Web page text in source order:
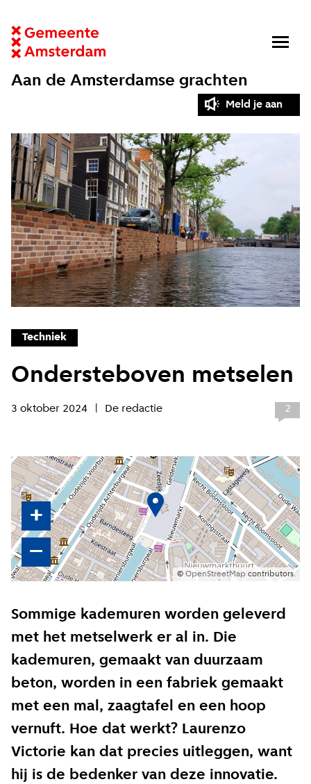
Aan de Amsterdamse grachten
Meld je aan
Ondersteboven metselen
Techniek
3 oktober 2024 De redactie 2
+
–
©OpenStreetMap contributors.
Sommige kademuren worden geleverd
met het metselwerk er al in. Die
kademuren, gemaakt van duurzaam
beton, worden in een fabriek gemaakt
met een mal, zaagtafel en een hoop
vernuft. Hoe dat werkt? Laurenzo
Victorie kan dat precies uitleggen, want
hij is de bedenker van deze innovatie.